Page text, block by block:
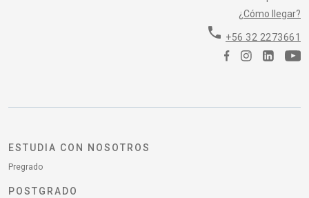
¿Cómo llegar?
phone +56 32 2273661
ESTUDIA CON NOSOTROS
Pregrado
POSTGRADO